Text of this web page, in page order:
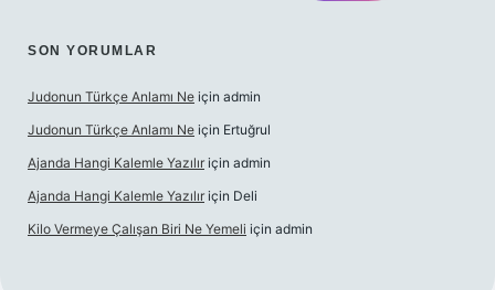
SON YORUMLAR
Judonun Türkçe Anlamı Ne için admin
Judonun Türkçe Anlamı Ne için Ertuğrul
Ajanda Hangi Kalemle Yazılır için admin
Ajanda Hangi Kalemle Yazılır için Deli
Kilo Vermeye Çalışan Biri Ne Yemeli için admin